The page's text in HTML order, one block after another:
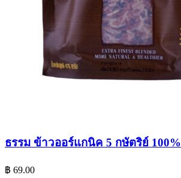
ธรรม ข้าวออร์แกนิค 5 กษัตริย์ 100%
฿ 69.00